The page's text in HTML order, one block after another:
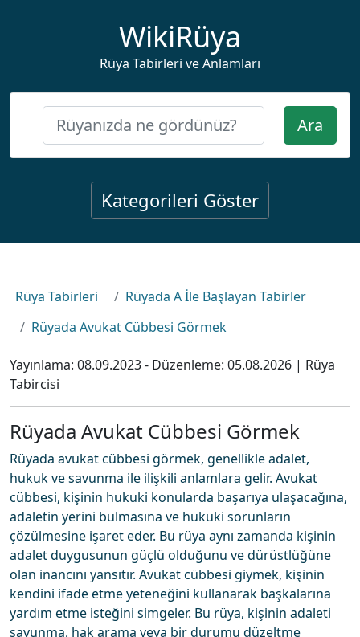
WikiRüya
Rüya Tabirleri ve Anlamları
Ara
Kategorileri Göster
Rüya Tabirleri
Rüyada A İle Başlayan Tabirler
Rüyada Avukat Cübbesi Görmek
Yayınlama: 08.09.2023- Düzenleme: 05.08.2026 | Rüya
Tabircisi
Rüyada Avukat Cübbesi Görmek
Rüyada avukat cübbesi görmek, genellikle adalet,
hukuk ve savunma ile ilişkili anlamlara gelir. Avukat
cübbesi, kişinin hukuki konularda başarıya ulaşacağına,
adaletin yerini bulmasına ve hukuki sorunların
çözülmesine işaret eder. Bu rüya aynı zamanda kişinin
adalet duygusunun güçlü olduğunu ve dürüstlüğüne
olan inancını yansıtır. Avukat cübbesi giymek, kişinin
kendini ifade etme yeteneğini kullanarak başkalarına
yardım etme isteğini simgeler. Bu rüya, kişinin adaleti
savunma, hak arama veya bir durumu düzeltme